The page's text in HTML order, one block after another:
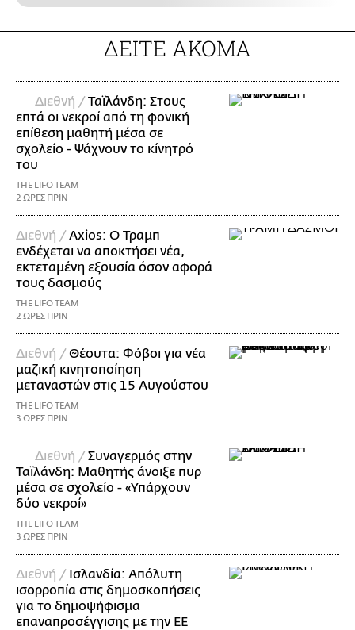
ΔΕΙΤΕ ΑΚΟΜΑ
Διεθνή /Ταϊλάνδη: Στους
επτά οι νεκροί από τη φονική
επίθεση μαθητή μέσα σε
σχολείο - Ψάχνουν το κίνητρό
του
THE LIFO TEAM
2 ΩΡΕΣ ΠΡΙΝ
Διεθνή /Axios: Ο Τραμπ
ενδέχεται να αποκτήσει νέα,
εκτεταμένη εξουσία όσον αφορά
τους δασμούς
THE LIFO TEAM
2 ΩΡΕΣ ΠΡΙΝ
Διεθνή /Θέουτα: Φόβοι για νέα
μαζική κινητοποίηση
μεταναστών στις 15 Αυγούστου
THE LIFO TEAM
3 ΩΡΕΣ ΠΡΙΝ
Διεθνή /Συναγερμός στην
Ταϊλάνδη: Μαθητής άνοιξε πυρ
μέσα σε σχολείο - «Υπάρχουν
δύο νεκροί»
THE LIFO TEAM
3 ΩΡΕΣ ΠΡΙΝ
Διεθνή / Ισλανδία: Απόλυτη
ισορροπία στις δημοσκοπήσεις
για το δημοψήφισμα
επαναπροσέγγισης με την ΕΕ